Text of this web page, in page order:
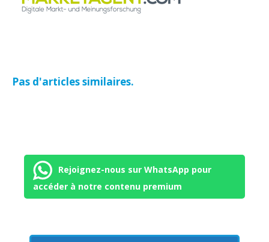
Pas d'articles similaires.
Rejoignez-nous sur WhatsApp pour
accéder à notre contenu premium